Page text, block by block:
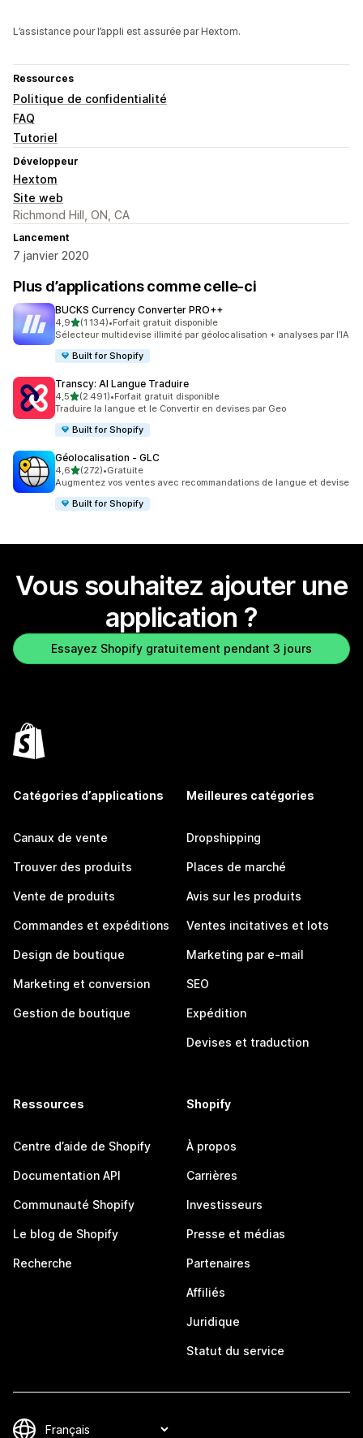
L’assistance pour l’appli est assurée par Hextom.
Ressources
Politique de confidentialité
FAQ
Tutoriel
Développeur
Hextom
Site web
Richmond Hill, ON, CA
Lancement
7 janvier 2020
Plus d’applications comme celle-ci
BUCKS Currency Converter PRO++
4,9étoile(s) sur 5
(1 134)
1134 avis au total
•Forfait gratuit disponible
Sélecteur multidevise illimité par géolocalisation + analyses par l’IA
Built for Shopify
Transcy: AI Langue Traduire
4,5étoile(s) sur 5
(2 491)
2491 avis au total
•Forfait gratuit disponible
Traduire la langue et le Convertir en devises par Geo
Built for Shopify
Géolocalisation ‑ GLC
4,6étoile(s) sur 5
(272)
272 avis au total
•Gratuite
Augmentez vos ventes avec recommandations de langue et devise
Built for Shopify
Vous souhaitez ajouter une
application ?
Essayez Shopify gratuitement pendant 3 jours
Catégories d’applications
Canaux de vente
Trouver des produits
Vente de produits
Commandes et expéditions
Design de boutique
Marketing et conversion
Gestion de boutique
Meilleures catégories
Dropshipping
Places de marché
Avis sur les produits
Ventes incitatives et lots
Marketing par e-mail
SEO
Expédition
Devises et traduction
Ressources
Centre d’aide de Shopify
Documentation API
Communauté Shopify
Le blog de Shopify
Recherche
Shopify
À propos
Carrières
Investisseurs
Presse et médias
Partenaires
Affiliés
Juridique
Statut du service